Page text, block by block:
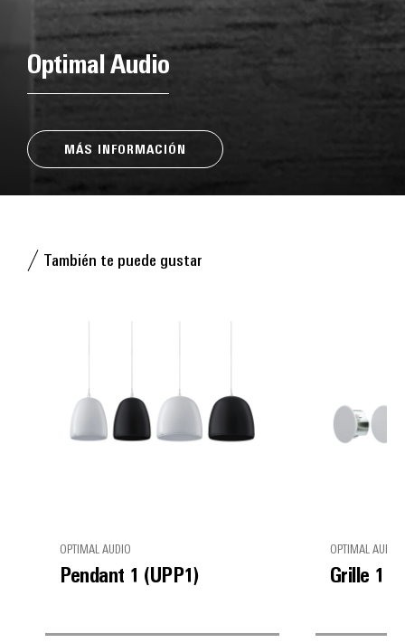
Optimal Audio
MÁS INFORMACIÓN
También te puede gustar
OPTIMAL AUDIO
Pendant 1 (UPP1)
OPTIMAL AUDIO
Grille 1